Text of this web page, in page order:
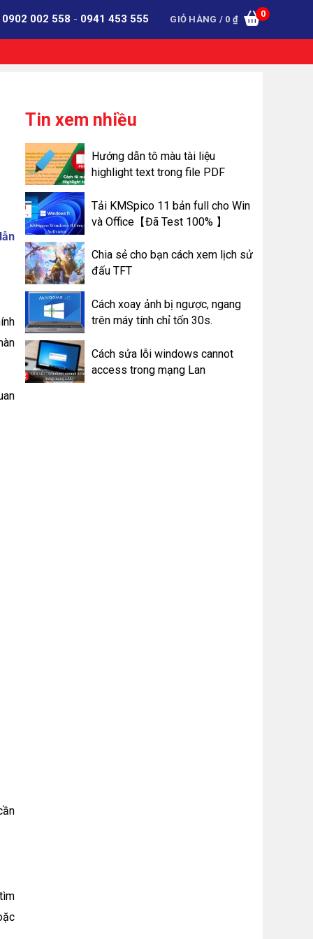
GIỎ HÀNG / 0 ₫
0
0902 002 558 - 0941 453 555
Tin xem nhiều
Hướng dẫn tô màu tài liệu
highlight text trong file PDF
Tải KMSpico 11 bản full cho Win
và Office【Đã Test 100% 】
Chia sẻ cho bạn cách xem lịch sử
đấu TFT
Cách xoay ảnh bị ngược, ngang
trên máy tính chỉ tốn 30s.
Cách sửa lỗi windows cannot
access trong mạng Lan